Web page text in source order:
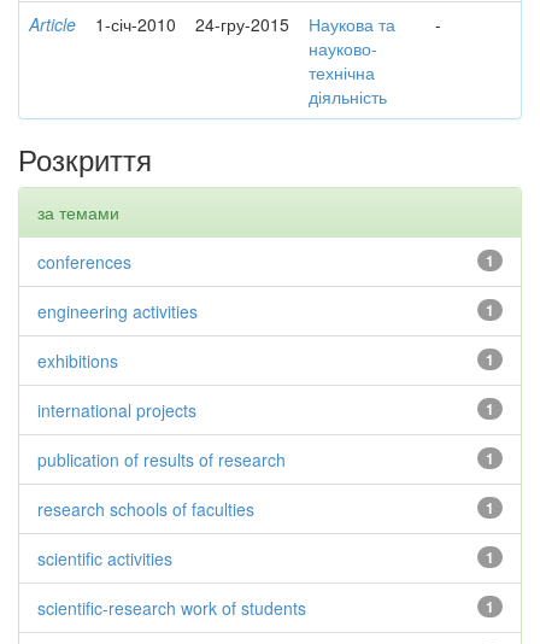
Article 1-січ-2010 24-гру-2015
Наукова та
науково-
технічна
діяльність
-
Розкриття
за темами
1
conferences
1
engineering activities
1
exhibitions
1
international projects
1
publication of results of research
1
research schools of faculties
1
scientific activities
1
scientific-research work of students